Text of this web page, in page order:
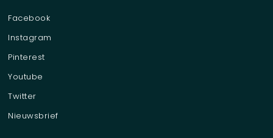
Facebook
Instagram
Pinterest
Youtube
Twitter
Nieuwsbrief